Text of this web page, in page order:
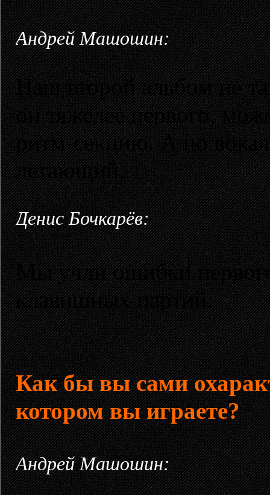
Андрей Машошин:
Наш второй альбом не
он тяжелее первого,
ритм-секцию. А по
летающий.
Денис Бочкарёв:
Мы учли ошибки
клавишных партий.
Как бы вы сами
котором вы играете?
Андрей Машошин: